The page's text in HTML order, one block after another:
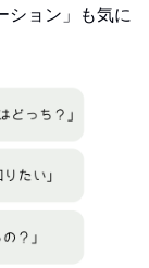
ション」も気に